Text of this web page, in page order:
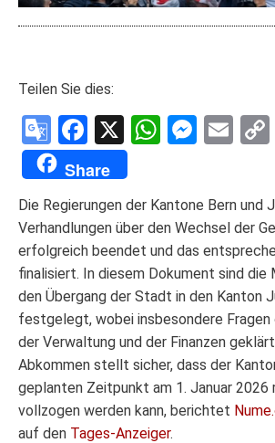
Teilen Sie dies:
Google
Translate
Facebook
X
Share
Die Regierungen der Kantone Bern und
Verhandlungen über den Wechsel der
erfolgreich beendet und das
finalisiert. In diesem Dokument sind
den Übergang der Stadt in den Kanton
festgelegt, wobei insbesondere
der Verwaltung und der Finanzen
Abkommen stellt sicher, dass der
geplanten Zeitpunkt am 1. Januar 2026
vollzogen werden kann, berichtet
auf den Tages-Anzeiger.